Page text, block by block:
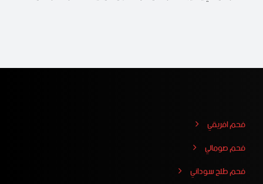
فحم افريقي
فحم صومالي
فحم طلح سوداني